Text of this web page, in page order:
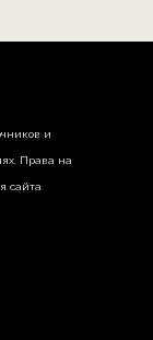
и
Права на
сайта